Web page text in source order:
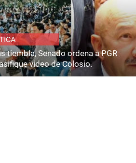
tiembla, Senado ordena a PGR
video de Colosio.